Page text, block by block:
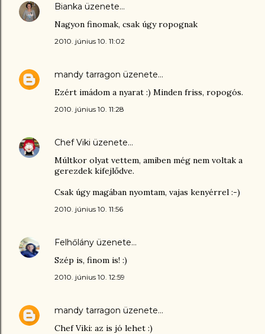
Bianka üzenete…
Nagyon finomak, csak úgy ropognak
2010. június 10. 11:02
mandy tarragon üzenete…
Ezért imádom a nyarat :) Minden friss, ropogós.
2010. június 10. 11:28
Chef Viki üzenete…
Múltkor olyat vettem, amiben még nem voltak a
gerezdek kifejlődve.
Csak úgy magában nyomtam, vajas kenyérrel :-)
2010. június 10. 11:56
Felhőlány üzenete…
Szép is, finom is! :)
2010. június 10. 12:59
mandy tarragon üzenete…
Chef Viki: az is jó lehet :)